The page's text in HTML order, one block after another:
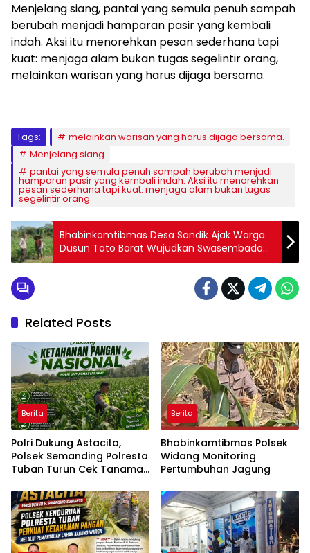
Menjelang siang, pantai yang semula penuh sampah
berubah menjadi hamparan pasir yang kembali
indah. Aksi itu menorehkan pesan sederhana tapi
kuat: menjaga alam bukan tugas segelintir orang,
melainkan warisan yang harus dijaga bersama.
Tags:
melainkan warisan yang harus dijaga bersama.
Menjelang siang
pantai yang semula penuh sampah berubah menjadi
hamparan pasir yang kembali indah. Aksi itu menorehkan
pesan sederhana tapi kuat: menjaga alam bukan tugas
segelintir orang
Bhabinkamtibmas Desa Sandik Ajak Warga
Dusun Tato Barat Wujudkan Swasembada
Pangan
Related Posts
Berita
Polri Dukung Astacita,
Polsek Semanding Polresta
Tuban Turun Cek Tanaman
Prunggahan wetan
Berita
Bhabinkamtibmas Polsek
Widang Monitoring
Pertumbuhan Jagung